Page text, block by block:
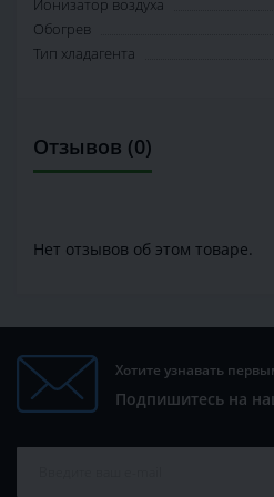
Ионизатор воздуха
Обогрев
Тип хладагента
Отзывов (0)
Нет отзывов об этом товаре.
Хотите узнавать
Подпишитесь на